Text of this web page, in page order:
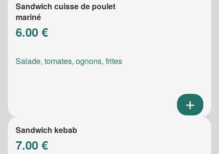
Sandwich cuisse de poulet
mariné
6.00 €
Salade, tomates, ognons, frites
Sandwich kebab
7.00 €